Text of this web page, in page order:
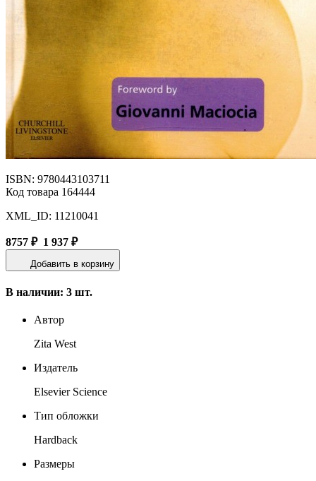
ISBN: 9780443103711
Код товара 164444
XML_ID: 11210041
8757 ₽ 1 937 ₽
Добавить в корзину
В наличии: 3 шт.
Автор
Zita West
Издатель
Elsevier Science
Тип обложки
Hardback
Размеры